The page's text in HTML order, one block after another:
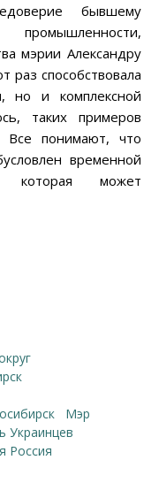
бывшему
промышленности,
мэрии Александру
раз способствовала
но и комплексной
таких примеров
Все понимают, что
временной
которая может
мэр
Украинцев
Россия